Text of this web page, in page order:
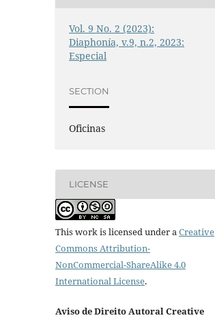
Vol. 9 No. 2 (2023):
Diaphonía, v.9, n.2, 2023:
Especial
SECTION
Oficinas
LICENSE
This work is licensed under aCreative
Commons Attribution-
NonCommercial-ShareAlike 4.0
International License.
Aviso de Direito Autoral Creative